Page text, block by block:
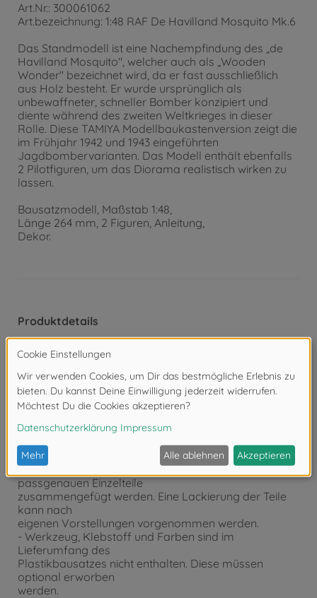
Art.Nr.: 300061062
Art.bezeichnung: 1:48 RAF De Havilland Mosquito Mk.6
Das Standmodell ist eine Nachempfindung des „de
Havilland Mosquito", welcher auch als „Wooden
Wonder" bezeichnet wird, da er fast ausschließlich
aus Holz besteht. Er wurde ursprünglich als
unbewaffneter, schneller Bomber konzipiert und
diente während des zweiten Weltkrieges in dieser
Rolle. Diese TAMIYA Modellbaukastenversion zeigt die
im Frühjahr 1942 und 1943 eingeführten
Jagdbombervarianten. Das Modell enthält ebenfalls
2 Pilotfiguren, um das Diorama realistisch wirken zu
lassen.
Bausatzmodell, Maßstab 1:48,
Länge 264 mm, 2 Figuren, Anleitung,
Dekor.
Produktdetails
- Detaillierter Modellbausatz im Maßstab 1:48
- Der qualitativ hochwertige Bausatz von TAMIYA
muss in
Eigenregie montiert werden.
- Der selbstständige Aufbau wird mithilfe einer Schritt
bzw. bebilderten Aufbauanleitung begleitet. Die
Aufbauanleitung
ist selbstverständlich im Lieferumfang enthalten.
- Auf Basis der Aufbauanleitung müssen die
passgenauen Einzelteile
zusammengefügt werden. Eine Lackierung der Teile
kann nach
eigenen Vorstellungen vorgenommen werden.
- Werkzeug, Klebstoff und Farben sind im
Lieferumfang des
Plastikbausatzes nicht enthalten. Diese müssen
optional erworben
werden.